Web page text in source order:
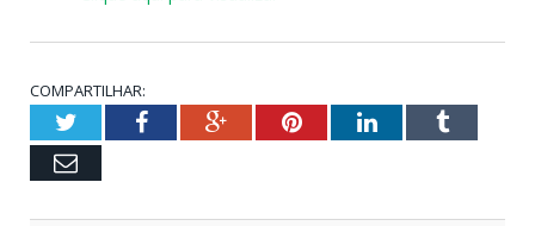
COMPARTILHAR:
TwitterFacebookGoogle+PinterestLinkedInTumblr
Email